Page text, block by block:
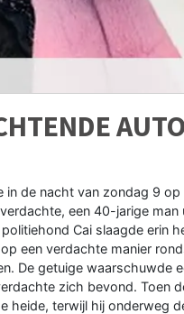
de nacht van zondag 9
een 40-jarige
Cai slaagde erin
een verdachte manier
De getuige waarschuwde
zich bevond. Toen
heide, terwijl hij onderweg